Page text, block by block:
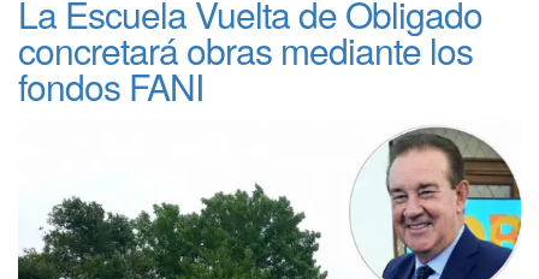
La Escuela Vuelta de Obligado
concretará obras mediante los
fondos FANI